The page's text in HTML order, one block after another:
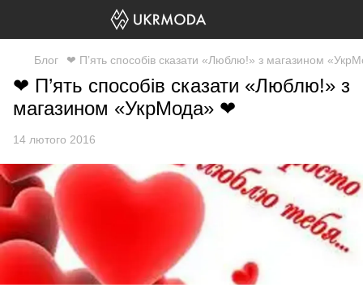
Блог ❤ П’ять способів сказати «Люблю!» з магазином
❤ П’ять способів сказати «Люблю!» з
магазином «УкрМода» ❤
14 лютого 2016